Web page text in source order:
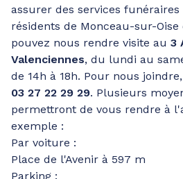
assurer des services
résidents de Monceau-sur-Oise
pouvez nous rendre visite au 3
Valenciennes, du lundi au
de 14h à 18h. Pour nous
03 27 22 29 29. Plusieurs
permettront de vous rendre à
exemple :
Par voiture :
Place de l'Avenir à 597 m
Parking :